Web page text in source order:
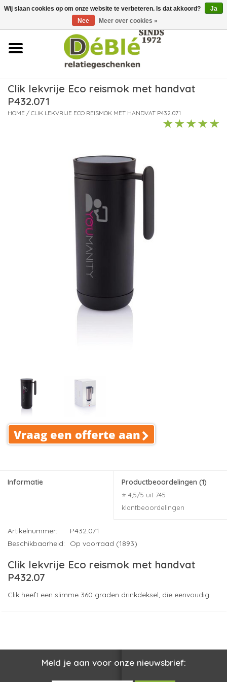
Over ons
Contact
Nieuws
Clik lekvrije Eco reismok met handvat
P432.071
HOME / CLIK LEKVRIJE ECO REISMOK MET HANDVAT P432.071
Vraag een offerte aan
Informatie Productbeoordelingen (1)
⭐ 4,5/5 uit 745
klantbeoordelingen
Artikelnummer:
P432.071
Beschikbaarheid:
Op voorraad (1893)
Clik lekvrije Eco reismok met handvat
P432.07
Clik heeft een slimme 360 graden drinkdeksel, die eenvoudig
eenvoudig te demonteren is voor hergebruik. Door Clik te
Meld je aan voor onze nieuwsbrief:
Wij slaan cookies op om onze website te verbeteren. Is dat akkoord?
Ja
Nee
Meer over cookies »